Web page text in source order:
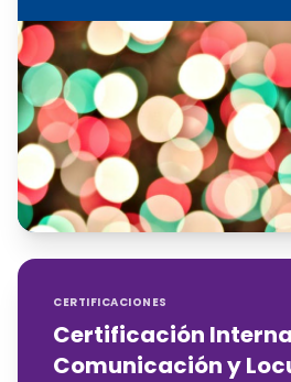
CERTIFICACIONES
Certificación
Comunicación y